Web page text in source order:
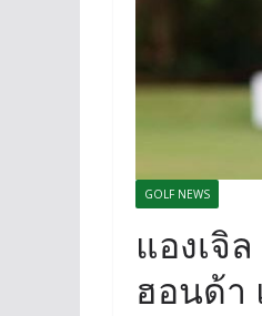
GOLF NEWS
แองเจิ
ฮอนด้า